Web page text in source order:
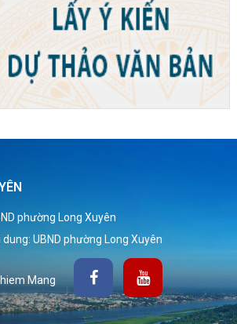
phường Long Xuyên
UBND phường Long Xuyên